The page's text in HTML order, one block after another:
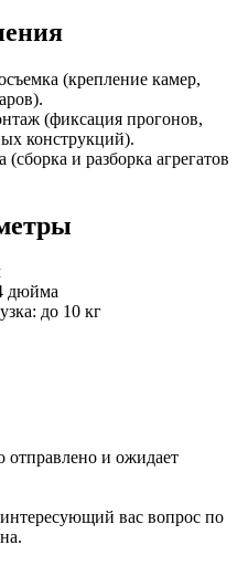
(крепление камер,
(фиксация прогонов,
конструкций).
и разборка агрегатов
дюйма
до 10 кг
и ожидает
вас вопрос по